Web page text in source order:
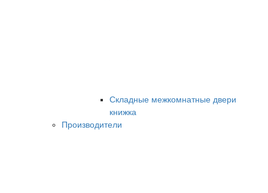
Складные межкомнатные двери
книжка
Производители